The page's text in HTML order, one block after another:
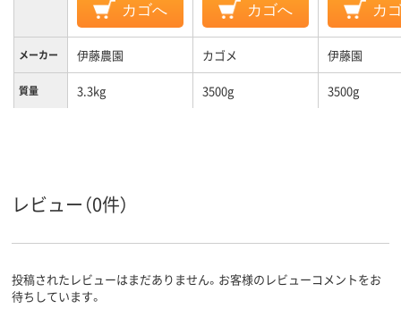
カゴへ カゴへ カ
メーカー 伊藤農園 カゴメ 伊藤園
質量 3.3kg 3500g 3500g
レビュー（0件）
投稿されたレビューはまだありません。お客様のレビューコメントをお
待ちしています。